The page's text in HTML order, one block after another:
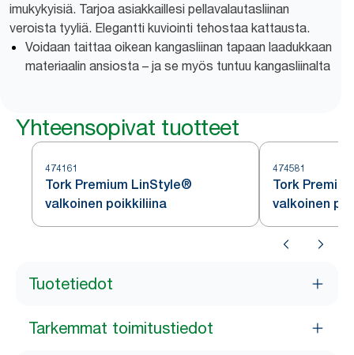
imukykyisiä. Tarjoa asiakkaillesi pellavalautasliinan
veroista tyyliä. Elegantti kuviointi tehostaa kattausta.
Voidaan taittaa oikean kangasliinan tapaan laadukkaan
materiaalin ansiosta – ja se myös tuntuu kangasliinalta
Yhteensopivat tuotteet
474161
Tork Premium LinStyle®
valkoinen poikkiliina
474581
Tork
valkoinen
Tuotetiedot
Tarkemmat toimitustiedot